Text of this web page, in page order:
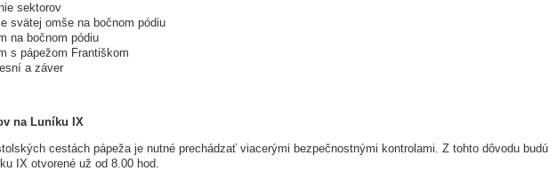
sektorov
svätej omše na bočnom pódiu
na bočnom pódiu
s pápežom Františkom
a záver
na Luníku IX
cestách pápeža je nutné prechádzať viacerými bezpečnostnými kontrolami. Z tohto dôvodu budú
IX otvorené už od 8.00 hod.